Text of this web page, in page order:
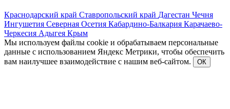
Краснодарский край Ставропольский край Дагестан Чечня
Ингушетия Северная Осетия Кабардино-Балкария Карачаево-
Черкесия Адыгея Крым
Мы используем файлы cookie и обрабатываем персональные
данные с использованием Яндекс Метрики, чтобы обеспечить
вам наилучшее взаимодействие с нашим веб-сайтом.
ОК